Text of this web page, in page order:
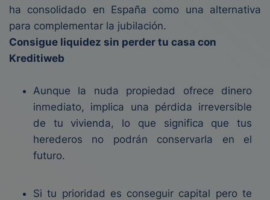
ha consolidado en España como una alternativa
para complementar la jubilación.
Consigue liquidez sin perder tu casa con
Kreditiweb
Aunque la nuda propiedad ofrece dinero
inmediato, implica una pérdida irreversible
de tu vivienda, lo que significa que tus
herederos no podrán conservarla en el
futuro.
Si tu prioridad es conseguir capital pero te